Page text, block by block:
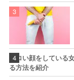
エロい顔をしている
る方法を紹介